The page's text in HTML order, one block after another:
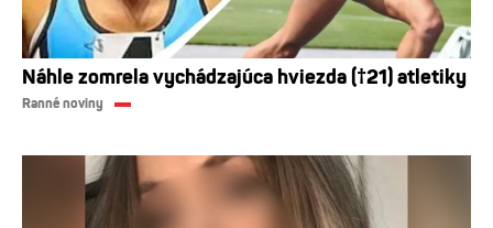
Náhle zomrela vychádzajúca hviezda (†21) atletiky
Ranné noviny